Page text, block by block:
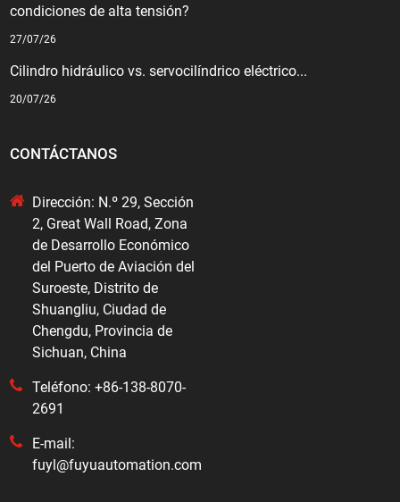
condiciones de alta tensión?
27/07/26
Cilindro hidráulico vs. servocilíndrico eléctrico...
20/07/26
CONTÁCTANOS
Dirección: N.º 29, Sección
2, Great Wall Road, Zona
de Desarrollo Económico
del Puerto de Aviación del
Suroeste, Distrito de
Shuangliu, Ciudad de
Chengdu, Provincia de
Sichuan, China
Teléfono: +86-138-8070-
2691
E-mail:
fuyl@fuyuautomation.com